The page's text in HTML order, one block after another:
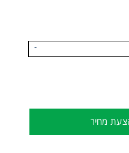
-
מחיר
MGS-250